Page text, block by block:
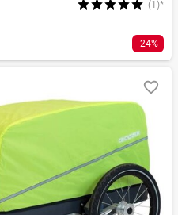
(1)*
-24%